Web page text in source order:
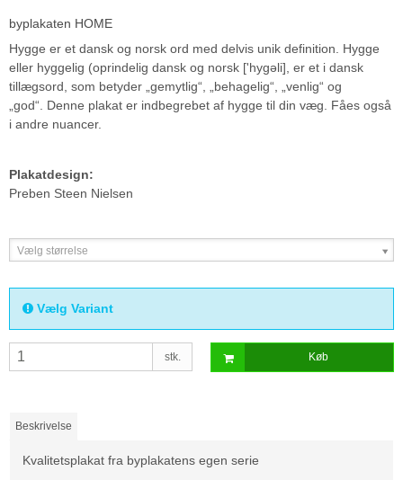
byplakaten HOME
Hygge er et dansk og norsk ord med delvis unik definition. Hygge
eller hyggelig (oprindelig dansk og norsk ['hygəli], er et i dansk
tillægsord, som betyder „gemytlig“, „behagelig“, „venlig“ og
„god“. Denne plakat er indbegrebet af hygge til din væg. Fåes også
i andre nuancer.
Plakatdesign:
Preben Steen Nielsen
Vælg størrelse
Vælg Variant
stk. Køb
Beskrivelse
Kvalitetsplakat fra byplakatens egen serie